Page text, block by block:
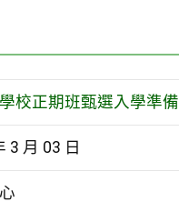
學校正期班甄選入學準
3 月 03 日